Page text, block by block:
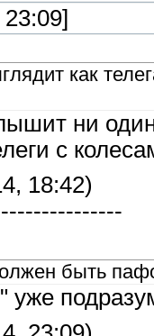
как
ни
с
18:42)
быть
уже